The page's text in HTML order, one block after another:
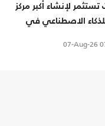
تستثمر لإنشاء أكبر مركز
الاصطناعي في
07-Aug-26